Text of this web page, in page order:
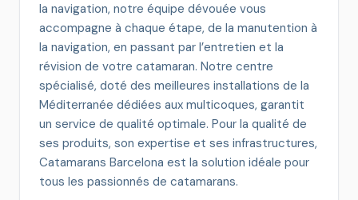
la navigation, notre équipe dévouée vous
accompagne à chaque étape, de la manutention à
la navigation, en passant par l’entretien et la
révision de votre catamaran. Notre centre
spécialisé, doté des meilleures installations de la
Méditerranée dédiées aux multicoques, garantit
un service de qualité optimale. Pour la qualité de
ses produits, son expertise et ses infrastructures,
Catamarans Barcelona est la solution idéale pour
tous les passionnés de catamarans.